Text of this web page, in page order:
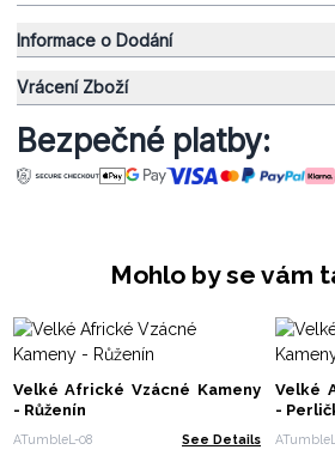
Informace o Dodání
Vrácení Zboží
Bezpečné platby:
Mohlo by se vám
Velké Africké Vzácné Kameny
- Růženín
ATumbleL-08 See Details
Velké
-